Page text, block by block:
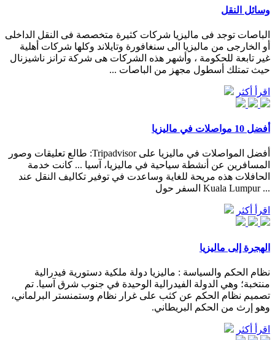
وسائل النقل
الباصات توجد فى ماليزيا شركات كثيرة متخصصة فى النقل الداخلى
أو الخارجى من ماليزيا الى سنغافورة وتايلاند وكلها شركات أهلية
غير تابعة للحكومة ، وأشهر هذه الشركات هى شركة ترانز ناشيزنال
حيث تمتلك أسطول مجهز من الباصات ...
اقرأ أكثر
أفضل 10 مواصلات في ماليزيا
أفضل المواصلات في ماليزيا على Tripadvisor: طالع تعليقات وصور
المسافرين عن أنشطة سياحية في ماليزيا، آسيا ... ‪كانت خدمة
الحافلات هذه مريحة للغاية وساعدت في توفير تكاليف النقل عند
السفر حول Kuala Lumpur ...
اقرأ أكثر
الهجرة إلى ماليزيا
نظام الحكم والسياسة : ماليزيا دولة ملكية دستورية فيدرالية
منتخبة؛ وهي الدولة الفيدرالية الوحيدة في جنوب شرق آسيا. تم
تصميم نظام الحكم عن كثب على غرار نظام وستمنستر البرلماني،
وهو إرث من الحكم البريطاني.
اقرأ أكثر